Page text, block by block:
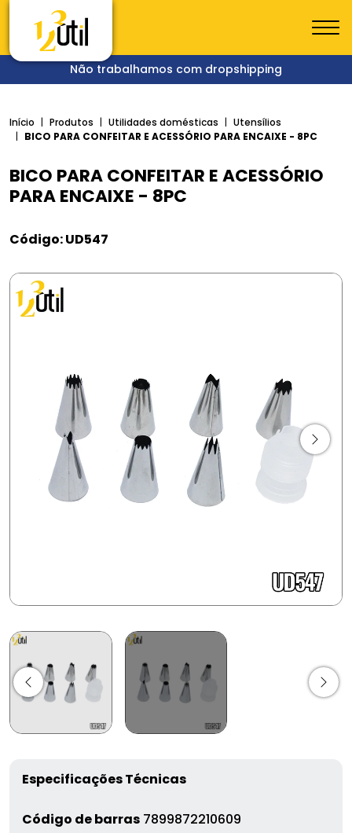
Não trabalhamos com dropshipping
Início Produtos Utilidades domésticas
Utensílios
BICO PARA CONFEITAR E ACESSÓRIO PARA ENCAIXE - 8PC
BICO PARA CONFEITAR E ACESSÓRIO
PARA ENCAIXE - 8PC
Código: UD547
Especificações Técnicas
Código de barras 7899872210609